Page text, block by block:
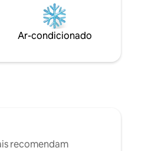
disso, desfrute de
e um terraço com vista
para a cidade. Temos
oferecer aos nossos
Ar-condicionado
recomendam